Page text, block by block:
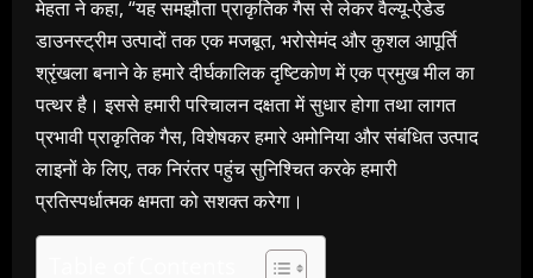
मेहता ने कहा, “यह समझौता प्राकृतिक गैस से लेकर वैल्यू-ऐडेड
डाउनस्ट्रीम उत्पादों तक एक मजबूत, भरोसेमंद और कुशल आपूर्ति
श्रृंखला बनाने के हमारे दीर्घकालिक दृष्टिकोण में एक प्रमुख मील का
पत्थर है। इससे हमारी परिचालन दक्षता में सुधार होगा तथा लागत
प्रभावी प्राकृतिक गैस, विशेषकर हमारे अमोनिया और संबंधित उत्पाद
लाइनों के लिए, तक निरंतर पहुंच सुनिश्चित करके हमारी
प्रतिस्पर्धात्मक क्षमता को सशक्त करेगा।